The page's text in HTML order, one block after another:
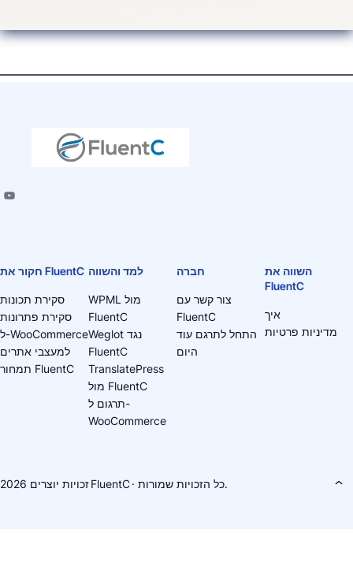
חקור את FluentC
סקירת תכונות
סקירת פתרונות
ל-WooCommerce
למעצבי אתרים
תמחור FluentC
למד והשווה
WPML מול
FluentC
Weglot נגד
FluentC
TranslatePress
מול FluentC
תרגום ל-
WooCommerce
חברה
צור קשר עם
FluentC
התחל לתרגם עוד
היום
השווה את
FluentC
איך
מדיניות פרטיות
זכויות יוצרים 2026FluentC · כל הזכויות שמורות.